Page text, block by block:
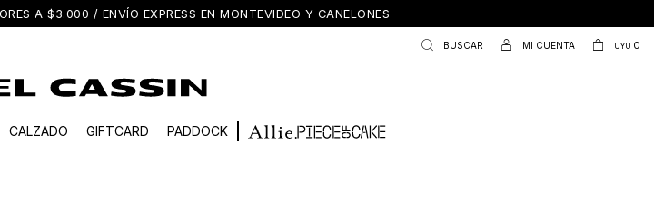
A $3.000 / ENVÍO EXPRESS EN MONTEVIDEO Y CANELONES
CALZADO GIFTCARD PADDOCK
UYU 0